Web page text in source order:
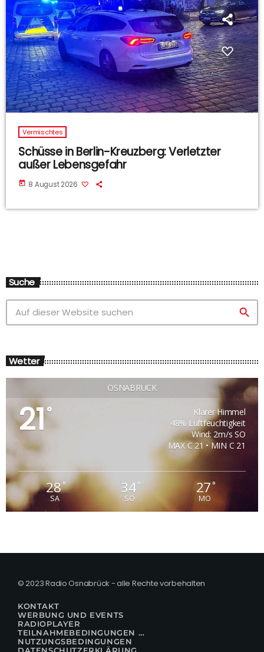
Vermischtes
Schüsse in Berlin-Kreuzberg: Verletzter
außer Lebensgefahr
today 8 August 2026
Suche
search
Wetter
OSNABRÜCK
21°
Klarer Himmel
48% Luftfeuchtigkeit
Wind: 2m/s SO
MAX C 21 • MIN C 21
28°
SA
34°
SO
27°
MO
© 2023 Radio Osnabrück - alle Rechte vorbehalten
KONTAKT
WERBUNG UND EVENTS
RADIOPLAYER
TEILNAHMEBEDINGUNGEN FÜR GEWINNSPIELE
NUTZUNGSBEDINGUNGEN
DATENSCHUTZERKLÄRUNG